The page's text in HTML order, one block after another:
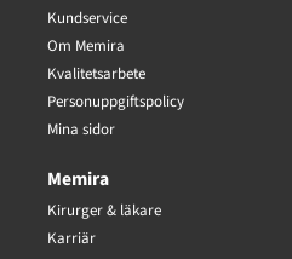
Kundservice
Om Memira
Kvalitetsarbete
Personuppgiftspolicy
Mina sidor
Memira
Kirurger & läkare
Karriär